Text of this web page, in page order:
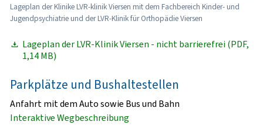
Lageplan der Klinike LVR-klinik Viersen mit dem Fachbereich Kinder- und
Jugendpsychiatrie und der LVR-Klinik für Orthopädie Viersen
Lageplan der LVR-Klinik Viersen - nicht barrierefrei (PDF,
1,14 MB)
Parkplätze und Bushaltestellen
Anfahrt mit dem Auto sowie Bus und Bahn
Interaktive Wegbeschreibung